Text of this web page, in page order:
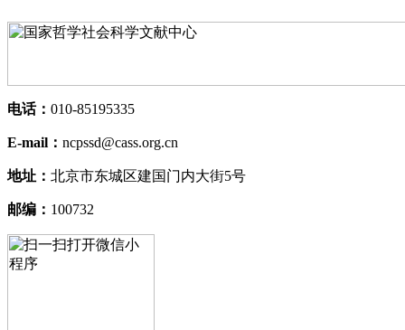
电话： 010-85195335
E-mail： ncpssd@cass.org.cn
地址： 北京市东城区建国门内大街5号
邮编： 100732